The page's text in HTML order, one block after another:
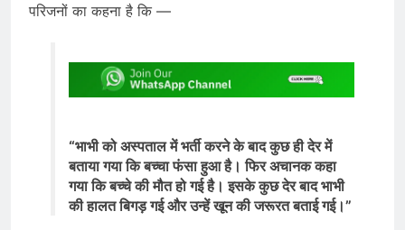
परिजनों का कहना है कि —
“भाभी को अस्पताल में भर्ती करने के बाद कुछ ही देर में
बताया गया कि बच्चा फंसा हुआ है। फिर अचानक कहा
गया कि बच्चे की मौत हो गई है। इसके कुछ देर बाद भाभी
की हालत बिगड़ गई और उन्हें खून की जरूरत बताई गई।”